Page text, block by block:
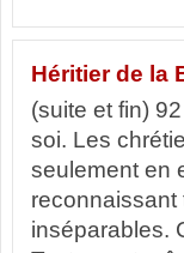
Héritier de la
(suite et fin)
soi. Les
seulement en
reconnaissant
inséparables.